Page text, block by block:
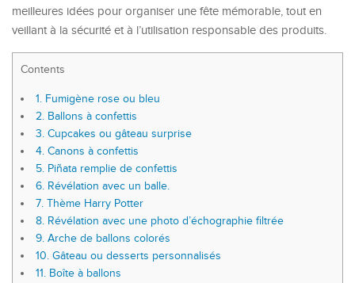
meilleures idées pour organiser une fête mémorable, tout en
veillant à la sécurité et à l’utilisation responsable des produits.
Contents
1. Fumigène rose ou bleu
2. Ballons à confettis
3. Cupcakes ou gâteau surprise
4. Canons à confettis
5. Piñata remplie de confettis
6. Révélation avec un balle.
7. Thème Harry Potter
8. Révélation avec une photo d’échographie filtrée
9. Arche de ballons colorés
10. Gâteau ou desserts personnalisés
11. Boîte à ballons